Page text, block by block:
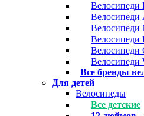
Велосипеди
Велосипеди
Велосипеди
Велосипеди
Велосипеди
Велосипеди
Все бренды
Для детей
Велосипеды
Все детские